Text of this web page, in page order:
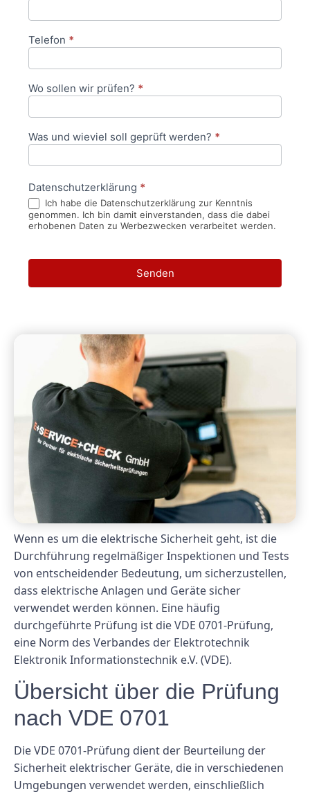
Telefon *
Wo sollen wir prüfen? *
Was und wieviel soll geprüft werden? *
Datenschutzerklärung *
Ich habe die Datenschutzerklärung zur Kenntnis
genommen. Ich bin damit einverstanden, dass die dabei
erhobenen Daten zu Werbezwecken verarbeitet werden.
Senden
Wenn es um die elektrische Sicherheit geht, ist die
Durchführung regelmäßiger Inspektionen und Tests
von entscheidender Bedeutung, um sicherzustellen,
dass elektrische Anlagen und Geräte sicher
verwendet werden können. Eine häufig
durchgeführte Prüfung ist die VDE 0701-Prüfung,
eine Norm des Verbandes der Elektrotechnik
Elektronik Informationstechnik e.V. (VDE).
Übersicht über die Prüfung
nach VDE 0701
Die VDE 0701-Prüfung dient der Beurteilung der
Sicherheit elektrischer Geräte, die in verschiedenen
Umgebungen verwendet werden, einschließlich